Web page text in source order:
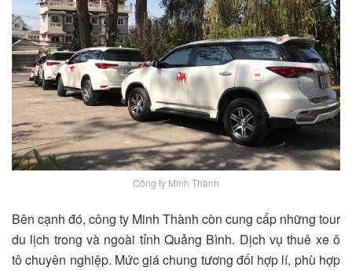
Công ty Minh Thành
Bên cạnh đó, công ty Minh Thành còn cung cấp những tour
du lịch trong và ngoài tỉnh Quảng Bình. Dịch vụ thuê xe ô
tô chuyên nghiệp. Mức giá chung tương đối hợp lí, phù hợp